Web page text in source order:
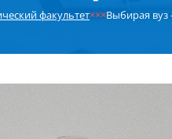
факультет×××Выбирая